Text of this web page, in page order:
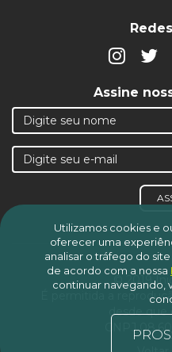
Assine
© 2019
É permitida a
desde que
CNPJ
Utilizamos cookies e
oferecer uma
analisar o tráfego do
de acordo com a nossa
continuar navegando,